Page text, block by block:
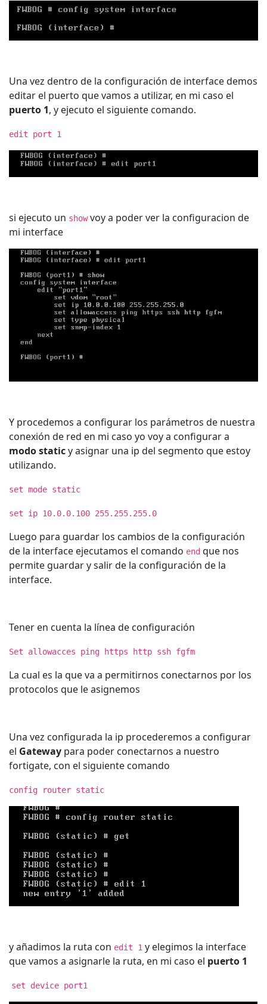
Una vez dentro de la configuración de interface demos
editar el puerto que vamos a utilizar, en mi caso el
puerto 1, y ejecuto el siguiente comando.
edit port 1
si ejecuto un showvoy a poder ver la configuracion de
mi interface
Y procedemos a configurar los parámetros de nuestra
conexión de red en mi caso yo voy a configurar a
modo staticy asignar una ip del segmento que estoy
utilizando.
set mode static
set ip 10.0.0.100 255.255.255.0
Luego para guardar los cambios de la configuración
de la interface ejecutamos el comando end que nos
permite guardar y salir de la configuración de la
interface.
Tener en cuenta la línea de configuración
Set allowacces ping https http ssh fgfm
La cual es la que va a permitirnos conectarnos por los
protocolos que le asignemos
Una vez configurada la ip procederemos a configurar
el Gateway para poder conectarnos a nuestro
fortigate, con el siguiente comando
config router static
y añadimos la ruta con edit 1 y elegimos la interface
que vamos a asignarle la ruta, en mi caso el puerto 1
set device port1